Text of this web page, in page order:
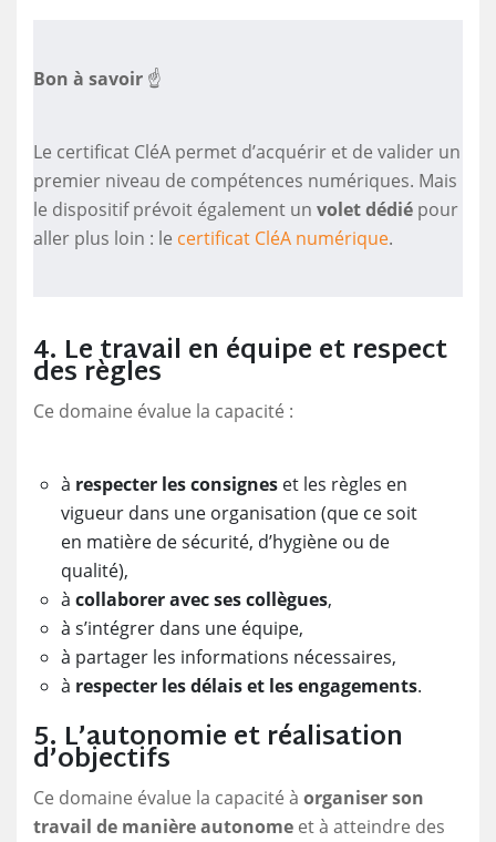
Bon à savoir ☝️
Le certificat CléA permet d’acquérir et de valider un
premier niveau de compétences numériques. Mais
le dispositif prévoit également un volet dédié pour
aller plus loin : le certificat CléA numérique.
4. Le travail en équipe et respect
des règles
Ce domaine évalue la capacité :
à respecter les consignes et les règles en
vigueur dans une organisation (que ce soit
en matière de sécurité, d’hygiène ou de
qualité),
à collaborer avec ses collègues,
à s’intégrer dans une équipe,
à partager les informations nécessaires,
à respecter les délais et les engagements.
5. L’autonomie et réalisation
d’objectifs
Ce domaine évalue la capacité à organiser son
travail de manière autonome et à atteindre des